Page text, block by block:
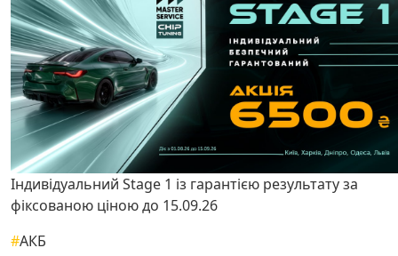
Індивідуальний Stage 1 із гарантією результату за
фіксованою ціною до 15.09.26
#АКБ